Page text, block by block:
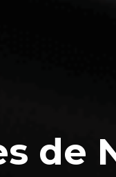
de